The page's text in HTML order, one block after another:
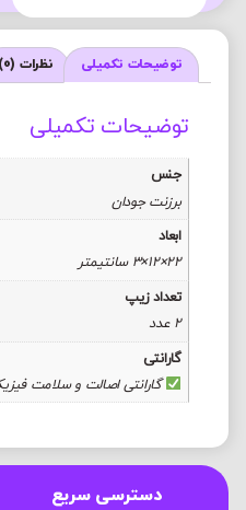
توضیحات تکمیلی نظرات (0)
توضیحات تکمیلی
جنس
برزنت جودان
ابعاد
22×12×3 سانتیمتر
تعداد زیپ
2 عدد
گارانتی
گارانتی اصالت و سلامت
دسترسی سریع